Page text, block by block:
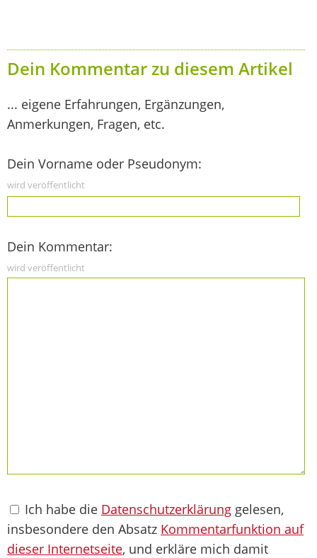
Dein Kommentar zu diesem Artikel
... eigene Erfahrungen, Ergänzungen,
Anmerkungen, Fragen, etc.
Dein Vorname oder Pseudonym:
wird veröffentlicht
Dein Kommentar:
wird veröffentlicht
Ich habe die Datenschutzerklärung gelesen,
insbesondere den Absatz Kommentarfunktion auf
dieser Internetseite, und erkläre mich damit